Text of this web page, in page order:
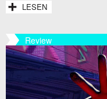
LESEN
Review